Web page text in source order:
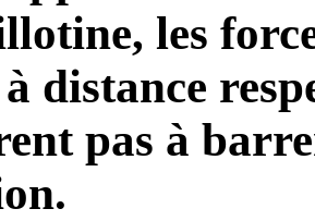
les
distance
pas à